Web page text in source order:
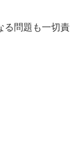
る問題も一切責